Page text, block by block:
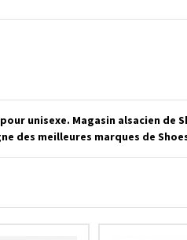
unisexe. Magasin alsacien de
des meilleures marques de